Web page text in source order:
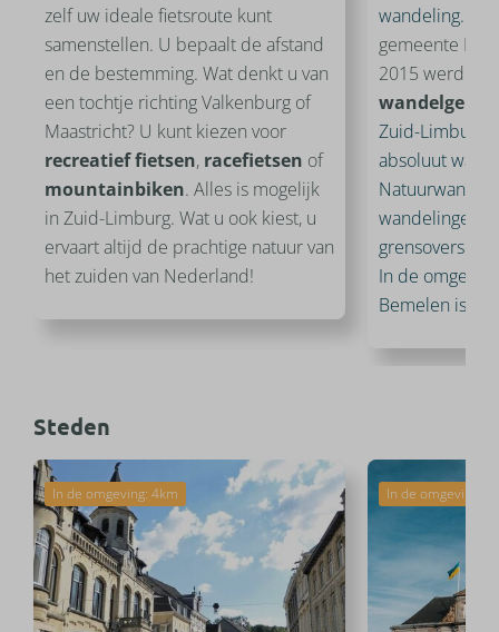
zelf uw ideale fietsroute kunt
samenstellen. U bepaalt de afstand
en de bestemming. Wat denkt u van
een tochtje richting Valkenburg of
Maastricht? U kunt kiezen voor
recreatieffietsen, racefietsen of
mountainbiken. Alles is mogelijk
in Zuid-Limburg. Wat u ook kiest, u
ervaart altijd de prachtige natuur van
het zuiden van Nederland!
wandeling.
gemeente
2015 werd
Zuid-Limburg
absoluut
wandelingen,
In de
Bemelen is dit
Steden
In de omgeving: 4km In de omgeving: